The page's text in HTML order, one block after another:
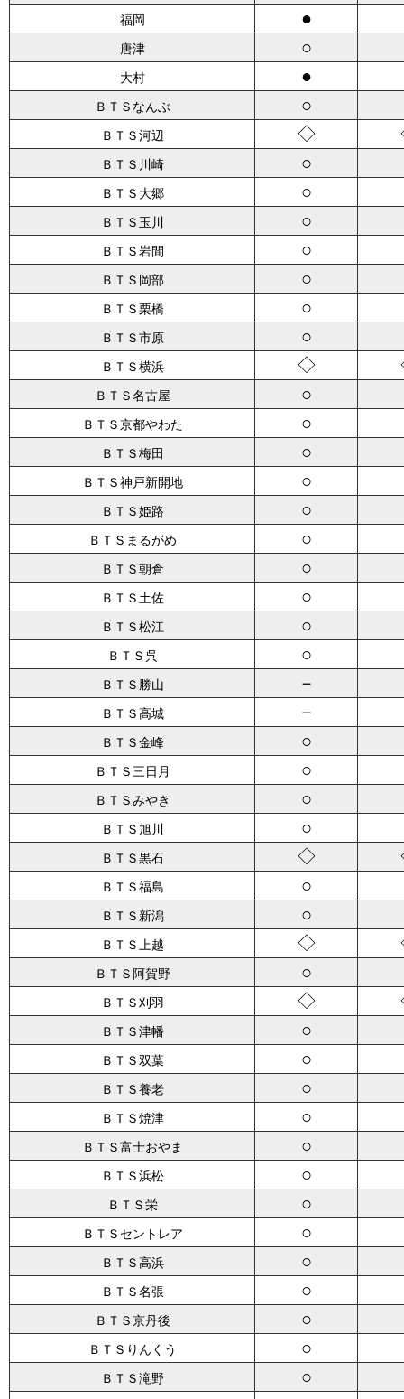
福岡 ●
唐津 ○
大村 ●
ＢＴＳなんぶ ○
ＢＴＳ河辺 ◇
ＢＴＳ川崎 ○
ＢＴＳ大郷 ○
ＢＴＳ玉川 ○
ＢＴＳ岩間 ○
ＢＴＳ岡部 ○
ＢＴＳ栗橋 ○
ＢＴＳ市原 ○
ＢＴＳ横浜 ◇
ＢＴＳ名古屋 ○
ＢＴＳ京都やわた ○
ＢＴＳ梅田 ○
ＢＴＳ神戸新開地 ○
ＢＴＳ姫路 ○
ＢＴＳまるがめ ○
ＢＴＳ朝倉 ○
ＢＴＳ土佐 ○
ＢＴＳ松江 ○
ＢＴＳ呉 ○
ＢＴＳ勝山 －
ＢＴＳ高城 －
ＢＴＳ金峰 ○
ＢＴＳ三日月 ○
ＢＴＳみやき ○
ＢＴＳ旭川 ○
ＢＴＳ黒石 ◇
ＢＴＳ福島 ○
ＢＴＳ新潟 ○
ＢＴＳ上越 ◇
ＢＴＳ阿賀野 ○
ＢＴＳ刈羽 ◇
ＢＴＳ津幡 ○
ＢＴＳ双葉 ○
ＢＴＳ養老 ○
ＢＴＳ焼津 ○
ＢＴＳ富士おやま ○
ＢＴＳ浜松 ○
ＢＴＳ栄 ○
ＢＴＳセントレア ○
ＢＴＳ高浜 ○
ＢＴＳ名張 ○
ＢＴＳ京丹後 ○
ＢＴＳりんくう ○
ＢＴＳ滝野 ○